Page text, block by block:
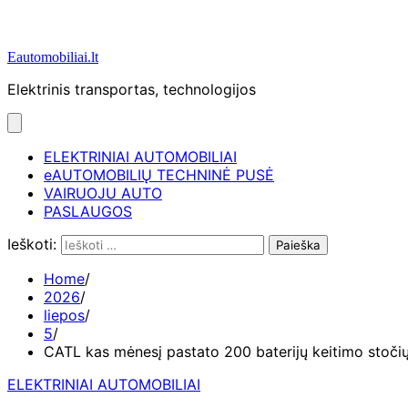
Eautomobiliai.lt
Elektrinis transportas, technologijos
ELEKTRINIAI AUTOMOBILIAI
eAUTOMOBILIŲ TECHNINĖ PUSĖ
VAIRUOJU AUTO
PASLAUGOS
Ieškoti:
Home
2026
liepos
5
CATL kas mėnesį pastato 200 baterijų keitimo
ELEKTRINIAI AUTOMOBILIAI